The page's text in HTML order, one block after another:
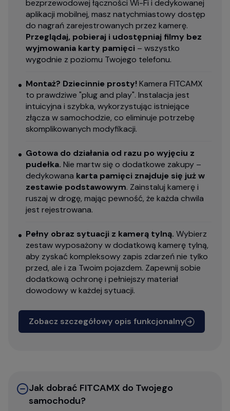
bezprzewodowej łączności Wi-Fi i dedykowanej
aplikacji mobilnej, masz natychmiastowy dostęp
do nagrań zarejestrowanych przez kamerę.
Przeglądaj, pobieraj i udostępniaj filmy bez
wyjmowania karty pamięci – wszystko
wygodnie z poziomu Twojego telefonu.
Montaż? Dziecinnie prosty! Kamera FITCAMX
to prawdziwe "plug and play". Instalacja jest
intuicyjna i szybka, wykorzystując istniejące
złącza w samochodzie, co eliminuje potrzebę
skomplikowanych modyfikacji.
Gotowa do działania od razu po wyjęciu z
pudełka. Nie martw się o dodatkowe zakupy –
dedykowana karta pamięci znajduje się już w
zestawie podstawowym. Zainstaluj kamerę i
ruszaj w drogę, mając pewność, że każda chwila
jest rejestrowana.
Pełny obraz sytuacji z kamerą tylną. Wybierz
zestaw wyposażony w dodatkową kamerę tylną,
aby zyskać kompleksowy zapis zdarzeń nie tylko
przed, ale i za Twoim pojazdem. Zapewnij sobie
dodatkową ochronę i pełniejszy materiał
dowodowy w każdej sytuacji.
Zobacz szczegółowy opis funkcjonalny
Jak dobrać FITCAMX do Twojego
samochodu?